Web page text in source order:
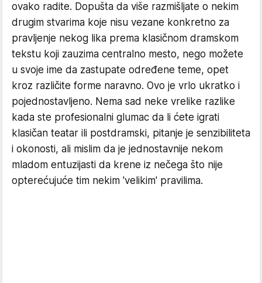
ovako radite. Dopušta da više razmišljate o nekim
drugim stvarima koje nisu vezane konkretno za
pravljenje nekog lika prema klasičnom dramskom
tekstu koji zauzima centralno mesto, nego možete
u svoje ime da zastupate određene teme, opet
kroz različite forme naravno. Ovo je vrlo ukratko i
pojednostavljeno. Nema sad neke vrelike razlike
kada ste profesionalni glumac da li ćete igrati
klasičan teatar ili postdramski, pitanje je senzibiliteta
i okonosti, ali mislim da je jednostavnije nekom
mladom entuzijasti da krene iz nečega što nije
opterećujuće tim nekim 'velikim' pravilima.